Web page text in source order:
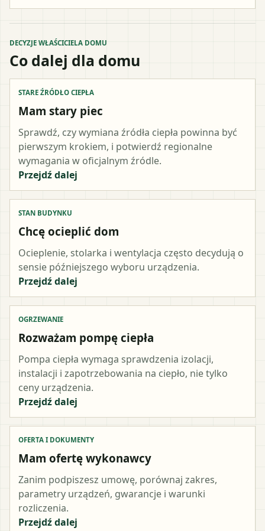
DECYZJE WŁAŚCICIELA DOMU
Co dalej dla domu
STARE ŹRÓDŁO CIEPŁA
Mam stary piec
Sprawdź, czy wymiana źródła ciepła powinna być
pierwszym krokiem, i potwierdź regionalne
wymagania w oficjalnym źródle.
Przejdź dalej
STAN BUDYNKU
Chcę ocieplić dom
Ocieplenie, stolarka i wentylacja często decydują o
sensie późniejszego wyboru urządzenia.
Przejdź dalej
OGRZEWANIE
Rozważam pompę ciepła
Pompa ciepła wymaga sprawdzenia izolacji,
instalacji i zapotrzebowania na ciepło, nie tylko
ceny urządzenia.
Przejdź dalej
OFERTA I DOKUMENTY
Mam ofertę wykonawcy
Zanim podpiszesz umowę, porównaj zakres,
parametry urządzeń, gwarancje i warunki
rozliczenia.
Przejdź dalej